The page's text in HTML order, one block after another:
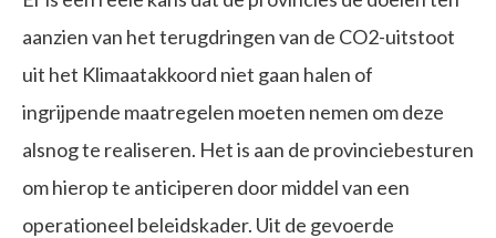
aanzien van het terugdringen van de CO2-uitstoot
uit het Klimaatakkoord niet gaan halen of
ingrijpende maatregelen moeten nemen om deze
alsnog te realiseren. Het is aan de provinciebesturen
om hierop te anticiperen door middel van een
operationeel beleidskader. Uit de gevoerde